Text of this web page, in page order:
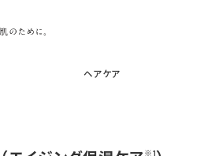
ヘアケア
※1